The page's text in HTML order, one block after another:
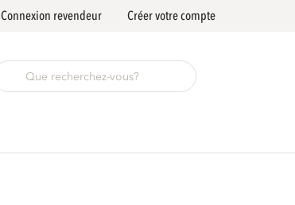
Connexion revendeur Créer votre compte